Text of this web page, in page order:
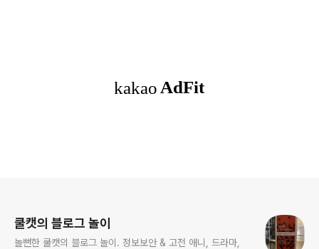
쿨캣의 블로그 놀이
놀뻔한 쿨캣의 블로그 놀이. 정보보안 & 고전 애니, 드라마,